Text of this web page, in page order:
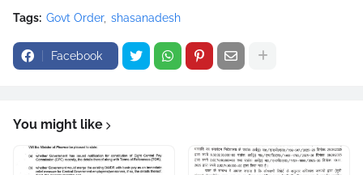
Tags: Govt Order shasanadesh
Facebook
You might like